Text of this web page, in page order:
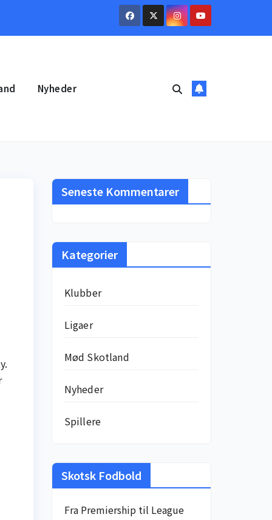
Nyheder
Seneste Kommentarer
Kategorier
Klubber
Ligaer
Mød Skotland
Nyheder
Spillere
Skotsk Fodbold
Fra Premiership til League